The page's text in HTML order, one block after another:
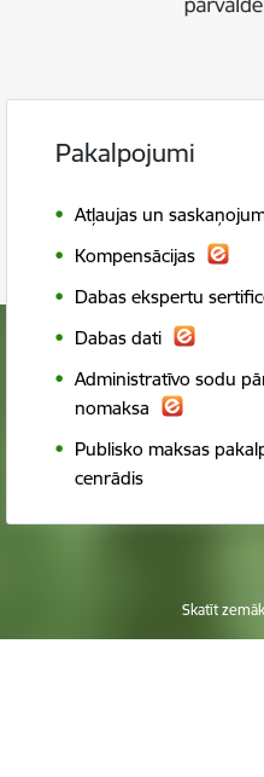
Pakalpojumi
Atļaujas un
Kompensācijas
Dabas ekspertu
Dabas dati
Administratīvo sodu
nomaksa
Publisko maksas
cenrādis
Skatīt zemāk